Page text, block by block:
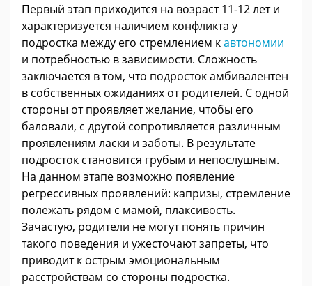
Первый этап приходится на возраст 11-12 лет и
характеризуется наличием конфликта у
подростка между его стремлением кавтономии
и потребностью в зависимости. Сложность
заключается в том, что подросток амбивалентен
в собственных ожиданиях от родителей. С одной
стороны от проявляет желание, чтобы его
баловали, с другой сопротивляется различным
проявлениям ласки и заботы. В результате
подросток становится грубым и непослушным.
На данном этапе возможно появление
регрессивных проявлений: капризы, стремление
полежать рядом с мамой, плаксивость.
Зачастую, родители не могут понять причин
такого поведения и ужесточают запреты, что
приводит к острым эмоциональным
расстройствам со стороны подростка.